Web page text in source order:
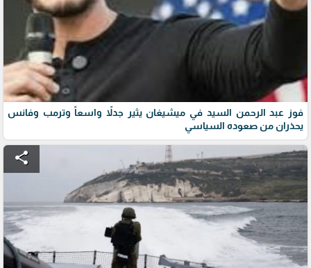
فوز عبد الرحمن السيد في ميشيغان يثير جدلاً واسعاً وترمب وفانس
يحذران من صعوده السياسي
share